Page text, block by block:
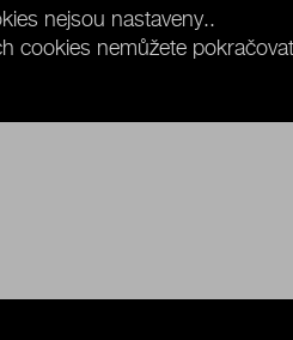
nejsou nastaveny..
cookies nemůžete